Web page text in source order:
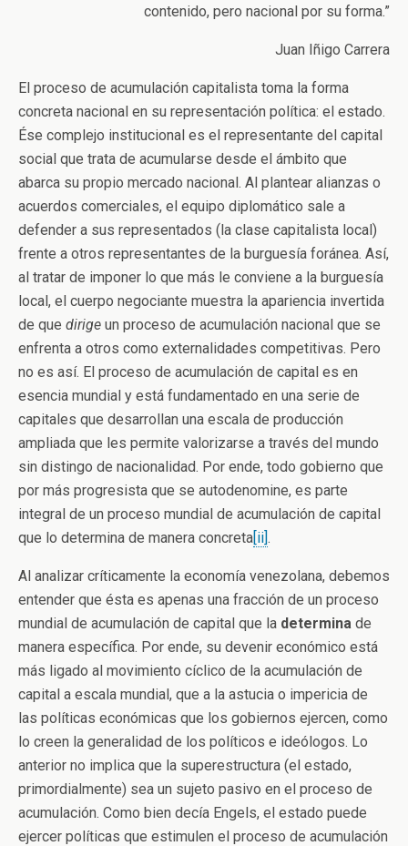
contenido, pero nacional por su forma.”
Juan Iñigo Carrera
El proceso de acumulación capitalista toma la forma
concreta nacional en su representación política: el estado.
Ése complejo institucional es el representante del capital
social que trata de acumularse desde el ámbito que
abarca su propio mercado nacional. Al plantear alianzas o
acuerdos comerciales, el equipo diplomático sale a
defender a sus representados (la clase capitalista local)
frente a otros representantes de la burguesía foránea. Así,
al tratar de imponer lo que más le conviene a la burguesía
local, el cuerpo negociante muestra la apariencia invertida
de que dirige un proceso de acumulación nacional que se
enfrenta a otros como externalidades competitivas. Pero
no es así. El proceso de acumulación de capital es en
esencia mundial y está fundamentado en una serie de
capitales que desarrollan una escala de producción
ampliada que les permite valorizarse a través del mundo
sin distingo de nacionalidad. Por ende, todo gobierno que
por más progresista que se autodenomine, es parte
integral de un proceso mundial de acumulación de capital
que lo determina de manera concreta[ii].
Al analizar críticamente la economía venezolana, debemos
entender que ésta es apenas una fracción de un proceso
mundial de acumulación de capital que la determina de
manera específica. Por ende, su devenir económico está
más ligado al movimiento cíclico de la acumulación de
capital a escala mundial, que a la astucia o impericia de
las políticas económicas que los gobiernos ejercen, como
lo creen la generalidad de los políticos e ideólogos. Lo
anterior no implica que la superestructura (el estado,
primordialmente) sea un sujeto pasivo en el proceso de
acumulación. Como bien decía Engels, el estado puede
ejercer políticas que estimulen el proceso de acumulación